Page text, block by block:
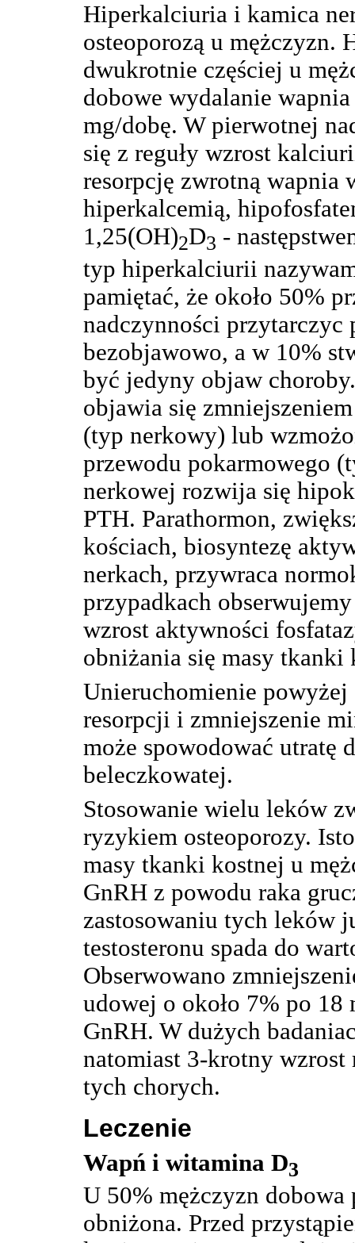
Hiperkalciuria i kamica
osteoporozą u mężczyzn.
dwukrotnie częściej u
dobowe wydalanie
mg/dobę. W pierwotnej
się z reguły wzrost
resorpcję zwrotną wapnia
hiperkalcemią,
1,25(OH)2D3 -
typ hiperkalciurii
pamiętać, że około 50%
nadczynności przytarczyc
bezobjawowo, a w 10%
być jedyny objaw
objawia się
(typ nerkowy) lub
przewodu pokarmowego
nerkowej rozwija się
PTH. Parathormon,
kościach, biosyntezę
nerkach, przywraca
przypadkach
wzrost aktywności
obniżania się masy tkanki
Unieruchomienie
resorpcji i zmniejszenie
może spowodować utratę
beleczkowatej.
Stosowanie wielu leków
ryzykiem osteoporozy.
masy tkanki kostnej u
GnRH z powodu raka
zastosowaniu tych leków
testosteronu spada do
Obserwowano
udowej o około 7% po 18
GnRH. W dużych
natomiast 3-krotny wzrost
tych chorych.
Leczenie
Wapń i witamina D3
U 50% mężczyzn dobowa
obniżona. Przed